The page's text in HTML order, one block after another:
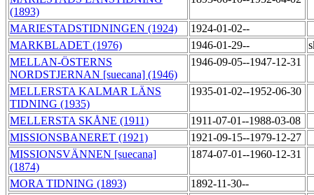
(1893)
MARIESTADSTIDNINGEN (1924)
1924-01-02--
MARKBLADET (1976)
1946-01-29--
MELLAN-ÖSTERNS
NORDSTJERNAN [suecana] (1946)
1946-09-05--1947-12-31
MELLERSTA KALMAR LÄNS
TIDNING (1935)
1935-01-02--1952-06-30
MELLERSTA SKÅNE (1911)
1911-07-01--1988-03-08
MISSIONSBANERET (1921)
1921-09-15--1979-12-27
MISSIONSVÄNNEN [suecana]
(1874)
1874-07-01--1960-12-31
MORA TIDNING (1893)
1892-11-30--